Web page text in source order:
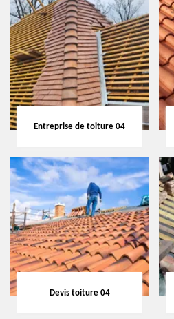
Entreprise de toiture 04
Devis toiture 04